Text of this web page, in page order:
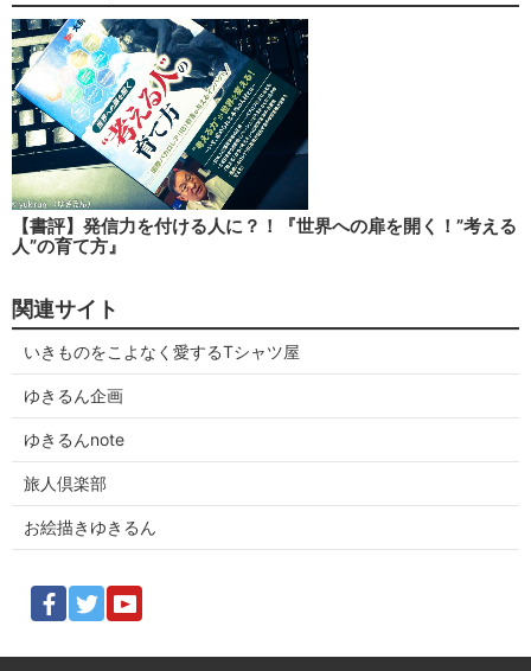
【書評】発信力を付ける人に？！『世界への扉を開く！”考える
人”の育て方』
関連サイト
いきものをこよなく愛するTシャツ屋
ゆきるん企画
ゆきるんnote
旅人倶楽部
お絵描きゆきるん